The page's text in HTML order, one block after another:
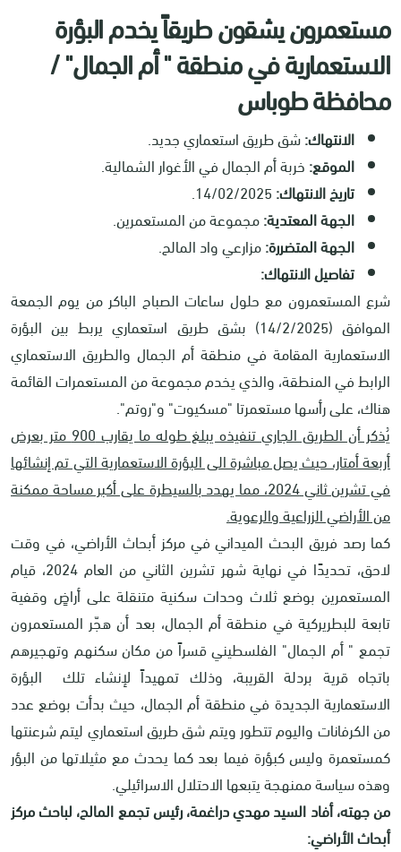
مستعمرون يشقون طريقاً يخدم البؤرة
الاستعمارية في منطقة " أم الجمال" /
محافظة طوباس
الانتهاك:شق طريق استعماري جديد.
الموقع:خربة أم الجمال في الأغوار الشمالية.
تاريخ الانتهاك:14/02/2025.
الجهة المعتدية:مجموعة من المستعمرين.
الجهة المتضررة:مزارعي واد المالح.
تفاصيل الانتهاك:
شرع المستعمرون مع حلول ساعات الصباح الباكر من يوم الجمعة
الموافق (14/2/2025) بشق طريق استعماري يربط بين البؤرة
الاستعمارية المقامة في منطقة أم الجمال والطريق الاستعماري
الرابط في المنطقة، والذي يخدم مجموعة من المستعمرات القائمة
هناك، على رأسها مستعمرتا "مسكيوت" و"روتم".
يُذكر أن الطريق الجاري تنفيذه يبلغ طوله ما يقارب 900 متر بعرض
أربعة أمتار، حيث يصل مباشرة الى البؤرة الاستعمارية التي تم إنشائها
في تشرين ثاني 2024، مما يهدد بالسيطرة على أكبر مساحة ممكنة
من الأراضي الزراعية والرعوية.
كما رصد فريق البحث الميداني في مركز أبحاث الأراضي، في وقت
لاحق، تحديدًا في نهاية شهر تشرين الثاني من العام 2024، قيام
المستعمرين بوضع ثلاث وحدات سكنية متنقلة على أراضٍ وقفية
تابعة للبطريركية في منطقة أم الجمال، بعد أن هجّر المستعمرون
تجمع " أم الجمال" الفلسطيني قسراً من مكان سكنهم وتهجيرهم
باتجاه قرية بردلة القريبة، وذلك تمهيداً لإنشاء تلك البؤرة
الاستعمارية الجديدة في منطقة أم الجمال، حيث بدأت بوضع عدد
من الكرفانات واليوم تتطور ويتم شق طريق استعماري ليتم شرعنتها
كمستعمرة وليس كبؤرة فيما بعد كما يحدث مع مثيلاتها من البؤر
وهذه سياسة ممنهجة يتبعها الاحتلال الاسرائيلي.
من جهته، أفاد السيد مهدي دراغمة، رئيس تجمع المالح، لباحث مركز
أبحاث الأراضي: